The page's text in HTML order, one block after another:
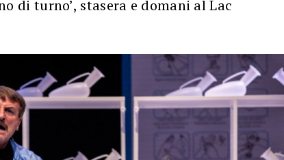
di turno’, stasera e domani al Lac